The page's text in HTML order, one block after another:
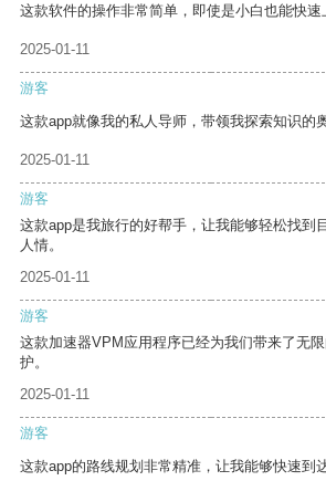
这款软件的操作非常简单，即使是小白也能快速
2025-01-11
游客
这款app就像我的私人导师，带领我探索知识的奥
2025-01-11
游客
这款app是我旅行的好帮手，让我能够轻松找到
人情。
2025-01-11
游客
这款加速器VPM应用程序已经为我们带来了无
护。
2025-01-11
游客
这款app的路线规划非常精准，让我能够快速到